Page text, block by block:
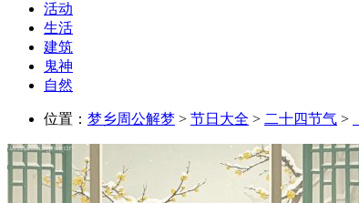
活动
生活
建筑
鬼神
自然
位置： 梦乡周公解梦 > 节日大全 > 二十四节气 >